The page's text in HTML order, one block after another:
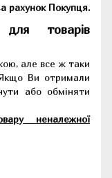
рахунок Покупця.
для товарів
але все ж таки
Ви отримали
або обміняти
неналежної